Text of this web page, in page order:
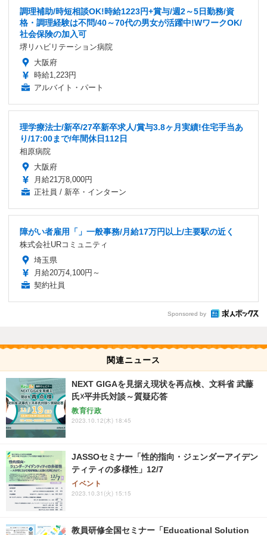
調理補助/時短相談OK!時給1223円+賞与/週2～5日勤務/資
格・調理経験は不問/40～70代の男女が活躍中!WワークOK/
社会保険の加入可
堺リハビリテーション病院
大阪府
時給1,223円
アルバイト・パート
理学療法士/新卒/27卒新卒求人/賞与3.8ヶ月実績!住宅手当あ
り/17:00まで/年間休日112日
相原病院
大阪府
月給21万8,000円
正社員 / 新卒・インターン
障がい者雇用「」一般事務/月給17万円以上/主要駅の近く
株式会社URコミュニティ
埼玉県
月給20万4,100円～
契約社員
Sponsored by
関連ニュース
NEXT GIGAを見据え現状を再点検、文科省 武藤
氏☓平井氏対談～質疑応答
教育行政
2023.10.12(木) 18:45
JASSOセミナー「性的指向・ジェンダーアイデン
ティティの多様性」12/7
イベント
2023.10.31(火) 15:15
教員研修全国セミナー「Educational Solution